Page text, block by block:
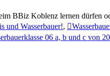
BBiz Koblenz lernen dürfen
und Wasserbauer!,
06 a, b und c von